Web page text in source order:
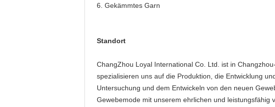
6. Gekämmtes Garn
Standort
ChangZhou Loyal International Co. Ltd. ist in
spezialisieren uns auf die Produktion, die Entwicklung
Untersuchung und dem Entwickeln von den neuen
Gewebemode mit unserem ehrlichen und leistungsfähig